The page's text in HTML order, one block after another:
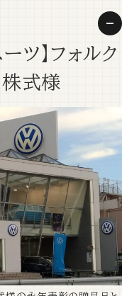
ツ】フォルク
株式様